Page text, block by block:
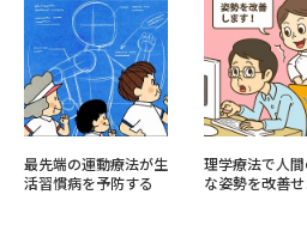
最先端の運動療法が生
活習慣病を予防する
理学療法で人
な姿勢を改善せ